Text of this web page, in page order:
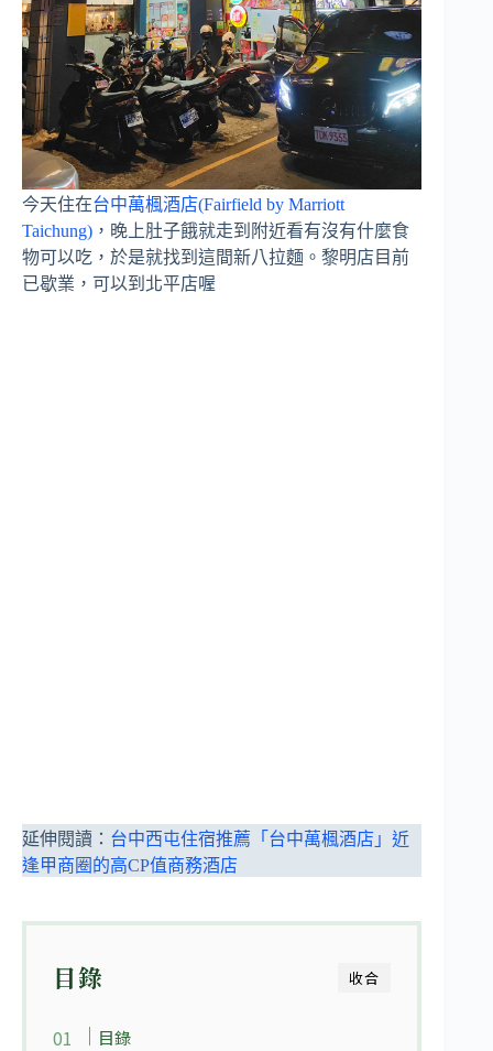
今天住在台中萬楓酒店(Fairfield by Marriott
Taichung) ，晚上肚子餓就走到附近看有沒有什麼食
物可以吃，於是就找到這間新八拉麵。黎明店目前
已歇業，可以到北平店喔
延伸閱讀： 台中西屯住宿推薦「台中萬楓酒店」近
逢甲商圈的高CP值商務酒店
收合
目錄
目錄